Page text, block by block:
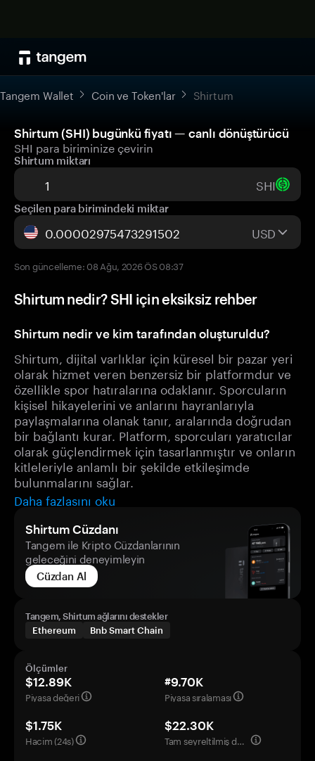
Tangem Wallet Coin ve Token'lar Shirtum
Shirtum (SHI) bugünkü fiyatı — canlı dönüştürücü
SHI para biriminize çevirin
Shirtum miktarı
SHI
Seçilen para birimindeki miktar
USD
Son güncelleme: 08 Ağu, 2026 ÖS 08:37
Shirtum nedir? SHI için eksiksiz rehber
Shirtum nedir ve kim tarafından oluşturuldu?
Shirtum, dijital varlıklar için küresel bir pazar yeri
olarak hizmet veren benzersiz bir platformdur ve
özellikle spor hatıralarına odaklanır. Sporcuların
kişisel hikayelerini ve anlarını hayranlarıyla
paylaşmalarına olanak tanır, aralarında doğrudan
bir bağlantı kurar. Platform, sporcuları yaratıcılar
olarak güçlendirmek için tasarlanmıştır ve onların
kitleleriyle anlamlı bir şekilde etkileşimde
bulunmalarını sağlar.
Daha fazlasını oku
Shirtum Cüzdanı
Tangem ile Kripto Cüzdanlarının
geleceğini deneyimleyin
Cüzdan Al
Tangem, Shirtum ağlarını destekler
Ethereum
Bnb Smart Chain
Ölçümler
$12.89K
Piyasa değeri
#9.70K
Piyasa sıralaması
$1.75K
Hacim (24s)
$22.30K
Tam seyreltilmiş değerleme